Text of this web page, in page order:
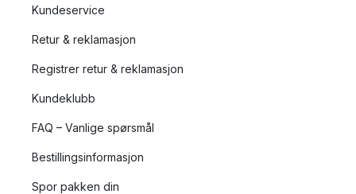
Kundeservice
Retur & reklamasjon
Registrer retur & reklamasjon
Kundeklubb
FAQ – Vanlige spørsmål
Bestillingsinformasjon
Spor pakken din